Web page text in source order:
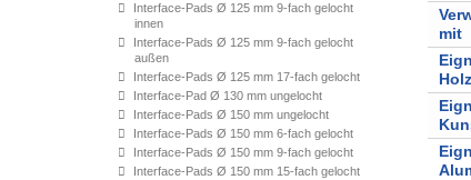
Interface-Pads Ø 125 mm 9-fach gelocht
innen
Interface-Pads Ø 125 mm 9-fach gelocht
außen
Interface-Pads Ø 125 mm 17-fach gelocht
Interface-Pad Ø 130 mm ungelocht
Interface-Pads Ø 150 mm ungelocht
Interface-Pads Ø 150 mm 6-fach gelocht
Interface-Pads Ø 150 mm 9-fach gelocht
Interface-Pads Ø 150 mm 15-fach gelocht
mit
Holz